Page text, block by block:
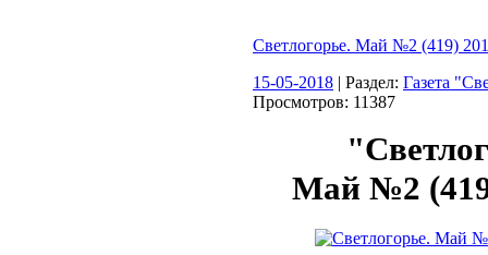
Светлогорье. Май №2 (419)
15-05-2018 | Раздел: Газета
Просмотров: 11387
Май №2